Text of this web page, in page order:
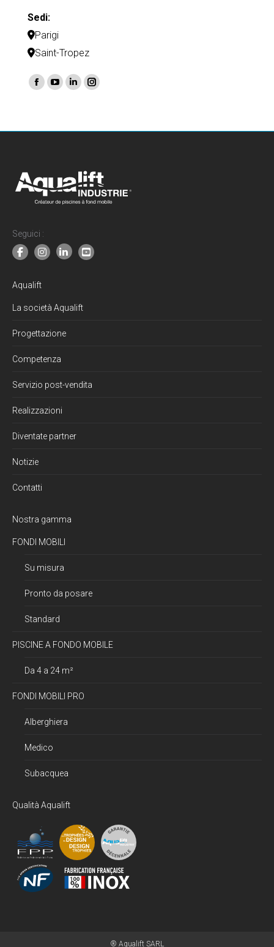
Sedi:
Parigi
Saint-Tropez
Find us on:
Facebook
YouTube
window
Linkedin
window
Instagram
window
Seguici :
Aqualift
La società Aqualift
Progettazione
Competenza
Servizio post-vendita
Realizzazioni
Diventate partner
Notizie
Contatti
Nostra gamma
FONDI MOBILI
Su misura
Pronto da posare
Standard
PISCINE A FONDO MOBILE
Da 4 a 24 m²
FONDI MOBILI PRO
Alberghiera
Medico
Subacquea
Qualità Aqualift
® Aqualift SARL